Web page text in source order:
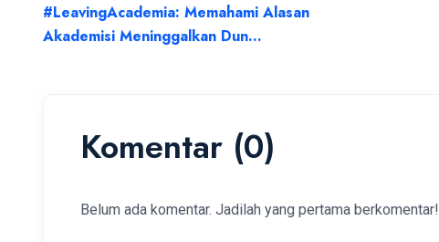
#LeavingAcademia: Memahami Alasan
Akademisi Meninggalkan Dun...
Komentar (0)
Belum ada komentar. Jadilah yang pertama berkomentar!